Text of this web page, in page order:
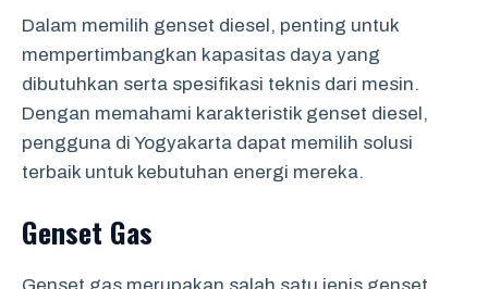
Dalam memilih genset diesel, penting untuk
mempertimbangkan kapasitas daya yang
dibutuhkan serta spesifikasi teknis dari mesin.
Dengan memahami karakteristik genset diesel,
pengguna di Yogyakarta dapat memilih solusi
terbaik untuk kebutuhan energi mereka.
Genset Gas
Genset gas merupakan salah satu jenis genset